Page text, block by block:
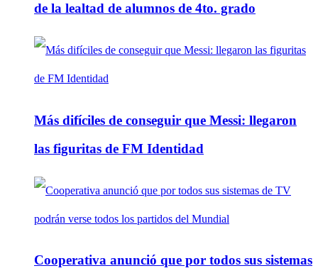
de la lealtad de alumnos de 4to. grado
Más difíciles de conseguir que Messi: llegaron
las figuritas de FM Identidad
Cooperativa anunció que por todos sus sistemas